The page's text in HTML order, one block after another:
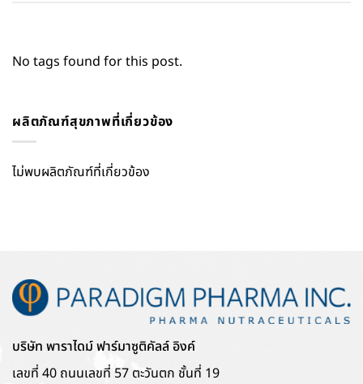
No tags found for this post.
ผลิตภัณฑ์สุขภาพที่เกี่ยวข้อง
ไม่พบผลิตภัณฑ์ที่เกี่ยวข้อง
บริษัท พาราไดม์ ฟาร์มาซูติคัลล์ อิงค์
เลขที่ 40 ถนนเลขที่ 57 ตะวันตก ชั้นที่ 19